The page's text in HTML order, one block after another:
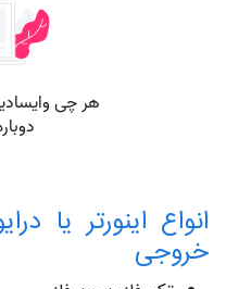
انواع اینورتر یا
خروجی